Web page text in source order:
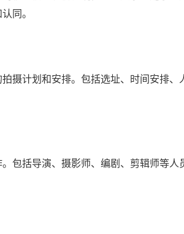
同。
摄计划和安排。包括选址、时间安排
包括导演、摄影师、编剧、剪辑师等人